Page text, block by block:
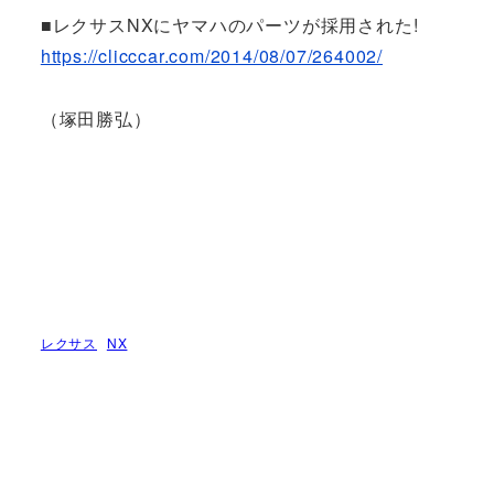
■レクサスNXにヤマハのパーツが採用された!
https://clicccar.com/2014/08/07/264002/
（塚田勝弘）
レクサス NX